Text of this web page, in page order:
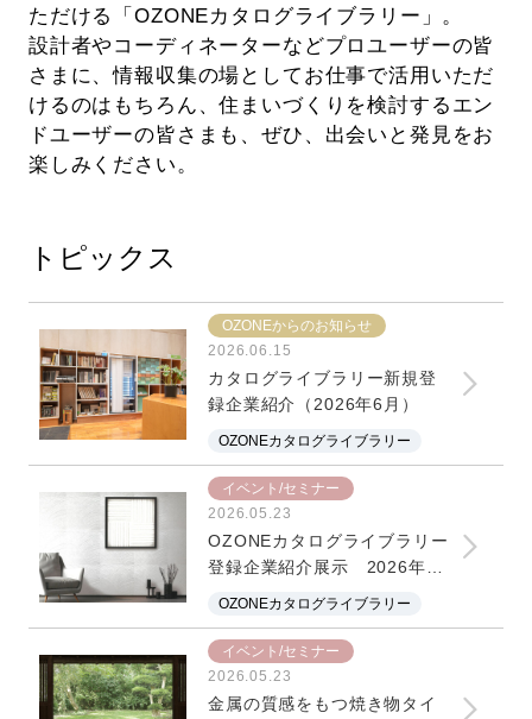
ただける「OZONEカタログライブラリー」。
設計者やコーディネーターなどプロユーザーの皆
さまに、情報収集の場としてお仕事で活用いただ
けるのはもちろん、住まいづくりを検討するエン
ドユーザーの皆さまも、ぜひ、出会いと発見をお
楽しみください。
トピックス
OZONEからのお知らせ
2026.06.15
カタログライブラリー新規登
録企業紹介（2026年6月）
OZONEカタログライブラリー
イベント/セミナー
2026.05.23
OZONEカタログライブラリー
登録企業紹介展示 2026年6
～9月期
OZONEカタログライブラリー
イベント/セミナー
2026.05.23
金属の質感をもつ焼き物タイ